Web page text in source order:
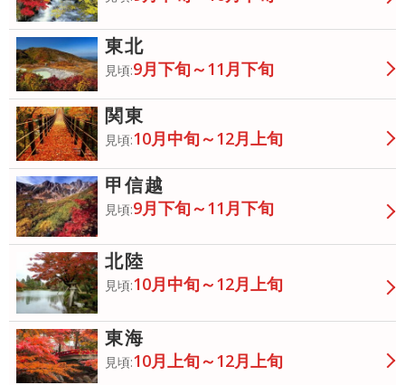
東北
見頃:9月下旬～11月下旬
関東
見頃:10月中旬～12月上旬
甲信越
見頃:9月下旬～11月下旬
北陸
見頃:10月中旬～12月上旬
東海
見頃:10月上旬～12月上旬